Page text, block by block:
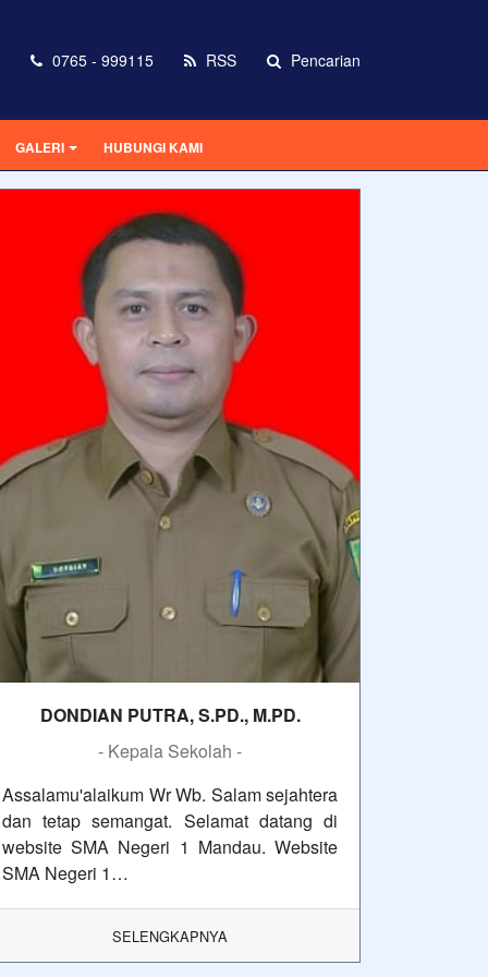
0765 - 999115 RSS Pencarian
GALERI HUBUNGI KAMI
DONDIAN PUTRA, S.PD., M.PD.
- Kepala Sekolah -
Assalamu'alaikum Wr Wb. Salam sejahtera
dan tetap semangat. Selamat datang di
website SMA Negeri 1 Mandau. Website
SMA Negeri 1…
SELENGKAPNYA